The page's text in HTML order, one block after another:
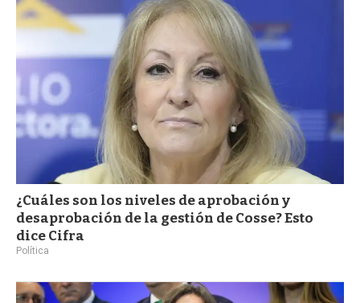
¿Cuáles son los niveles de aprobación y
desaprobación de la gestión de Cosse? Esto
dice Cifra
Política